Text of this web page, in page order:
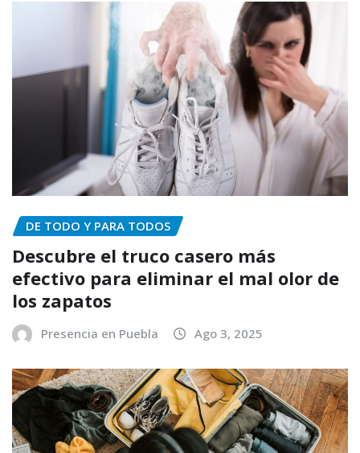
DE TODO Y PARA TODOS
Descubre el truco casero más
efectivo para eliminar el mal olor de
los zapatos
Presencia en Puebla Ago 3, 2025